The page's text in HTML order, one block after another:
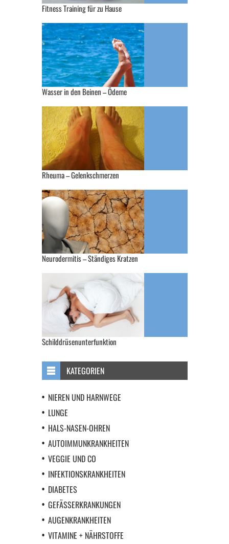
Fitness Training für zu Hause
Wasser in den Beinen – Ödeme
Rheuma – Gelenkschmerzen
Neurodermitis – Ständiges Kratzen
Schilddrüsenunterfunktion
KATEGORIEN
NIEREN UND HARNWEGE
LUNGE
HALS-NASEN-OHREN
AUTOIMMUNKRANKHEITEN
VEGGIE UND CO
INFEKTIONSKRANKHEITEN
DIABETES
GEFÄSSERKRANKUNGEN
AUGENKRANKHEITEN
VITAMINE + NÄHRSTOFFE